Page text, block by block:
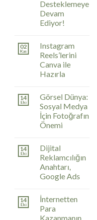
Desteklemeye
Devam
Ediyor!
02
Kas
Instagram
Reels’lerini
Canva ile
Hazırla
14
Eki
Görsel Dünya:
Sosyal Medya
İçin Fotoğrafın
Önemi
14
Eki
Dijital
Reklamcılığın
Anahtarı,
Google Ads
14
Eki
İnternetten
Para
Kazanmanın